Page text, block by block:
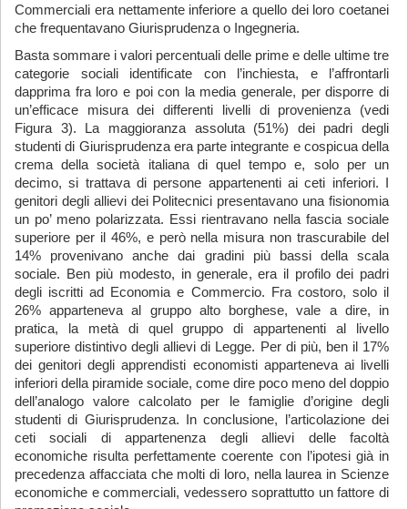
Commerciali era nettamente inferiore a quello dei loro coetanei
che frequentavano Giurisprudenza o Ingegneria.
Basta sommare i valori percentuali delle prime e delle ultime tre
categorie sociali identificate con l’inchiesta, e l’affrontarli
dapprima fra loro e poi con la media generale, per disporre di
un’efficace misura dei differenti livelli di provenienza (vedi
Figura 3). La maggioranza assoluta (51%) dei padri degli
studenti di Giurisprudenza era parte integrante e cospicua della
crema della società italiana di quel tempo e, solo per un
decimo, si trattava di persone appartenenti ai ceti inferiori. I
genitori degli allievi dei Politecnici presentavano una fisionomia
un po’ meno polarizzata. Essi rientravano nella fascia sociale
superiore per il 46%, e però nella misura non trascurabile del
14% provenivano anche dai gradini più bassi della scala
sociale. Ben più modesto, in generale, era il profilo dei padri
degli iscritti ad Economia e Commercio. Fra costoro, solo il
26% apparteneva al gruppo alto borghese, vale a dire, in
pratica, la metà di quel gruppo di appartenenti al livello
superiore distintivo degli allievi di Legge. Per di più, ben il 17%
dei genitori degli apprendisti economisti apparteneva ai livelli
inferiori della piramide sociale, come dire poco meno del doppio
dell’analogo valore calcolato per le famiglie d’origine degli
studenti di Giurisprudenza. In conclusione, l’articolazione dei
ceti sociali di appartenenza degli allievi delle facoltà
economiche risulta perfettamente coerente con l’ipotesi già in
precedenza affacciata che molti di loro, nella laurea in Scienze
economiche e commerciali, vedessero soprattutto un fattore di